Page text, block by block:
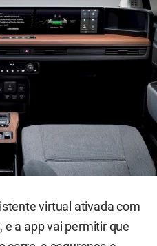
virtual ativada com
e a app vai permitir que